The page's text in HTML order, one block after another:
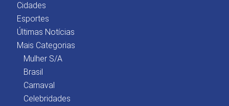
Cidades
Esportes
Últimas Notícias
Mais Categorias
Mulher S/A
Brasil
Carnaval
Celebridades